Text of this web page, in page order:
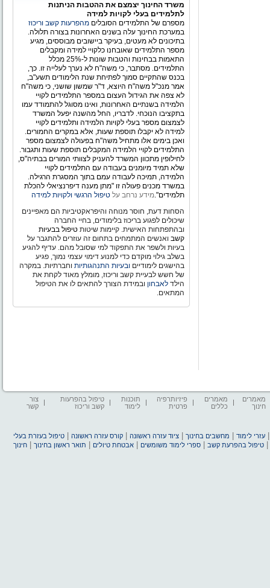
משרד החינוך יצמצם את ההטבות הניתנות
לתלמידים בעלי לקויות למידה
מספרם של התלמידים הסובלים מהפרעות קשב וריכוז
במערכת החינוך עלה בשנים האחרונות בצורה תלולה.
בתיכונים לא מעטים, בעיקר ביישובים מבוססים, מגיע
מספר התלמידים שאובחנו כלקויי למידה ומקבלים
התאמות בבחינות והטבות שונות ל-25% מכלל
התלמידים. מסתבר, כי משה"ח לא נערך לעלייה זו. כך,
בכנס שהתקיים סמוך לפתיחת שנת הלימודים תשע"ב,
אמר מנכ"ל משה"ח היוצא, ד"ר שמשון שושני, כי משה"ח
לא צפה את הגידול העצום במספר התלמידים לקויי
הלמידה בשנתיים האחרונות, ואינו מסוגל להתמודד עמו
בתקציבו הנוכחי. לדבריו, החל מהשנה יפעל המשרד
לצמצום מספר בעלי לקויות הלמידה ותלמידים לקויי
למידה לא יקבלו תוספת שעות, אלא במקרים החמורים.
ואכן בימים אלו מתחיל משה"ח בפעולה לצמצום מספר
התלמידים לקויי הלמידה המקבלים תוספת שעות ותגבור.
לחילופין מתכוון המשרד להעניק לצוותי המורים בבתיה"ס,
שלא תמיד מיומנים בעבודה עם התלמידים לקויי
הלמידה, תמיכה לעבודה עמם בתוך המסגרת הרגילה.
במשרד מכנים פעולה זו "מתן מענה דיפרנציאלי להכלת
תלמידים".מידע נרחב על טיפול הרגשי ולקויות למידה
הסחות דעת, חוסר מנוחה והיפראקטיביות הם מאפיינים
שיכולים לפגוע בריכוז בלימודים, בחיי החברה
ובהתפתחות האישית. קיימות שיטות טיפול בבעיות
קשב ואנשים המתמחים בתחום זה עוזרים להתגבר על
בעיות ולשפר את התפקוד למי שסובל מהם. עדיף להגיע
בשלב גילוי מוקדם כדי למנוע דימוי עצמי נמוך, פגיע
בהישגים לימודיים ובעיות התנהגותיות וחברתיות. במקרה
של חשש לבעיית קשב וריכוז, מומלץ מאוד לקחת את
הילד לאבחון ובמידת הצורך להתאים לו את הטיפול
המתאים.
מאמרים
חינוך
מאמרים
כללים
פיזיותרפיה
פרטית
תוכנות
לימוד
טיפול בהפרעות
קשב וריכוז
צור
קשר
עזרי לימוד מחשבים בחינוך |ציוד עזרה ראשונה |קורס עזרה ראשונה |טיפול בעזרת בעלי
|טיפול בהפרעת קשב |ספרי לימוד משומשים |אבטחת טיולים תואר ראשון בחינוך |חינוך